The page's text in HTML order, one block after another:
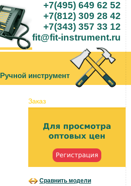
+7(495) 649 62 52
+7(812) 309 28 42
+7(343) 357 33 12
fit@fit-instrument.ru
Ручной инструмент
Заказ
Сравнить модели